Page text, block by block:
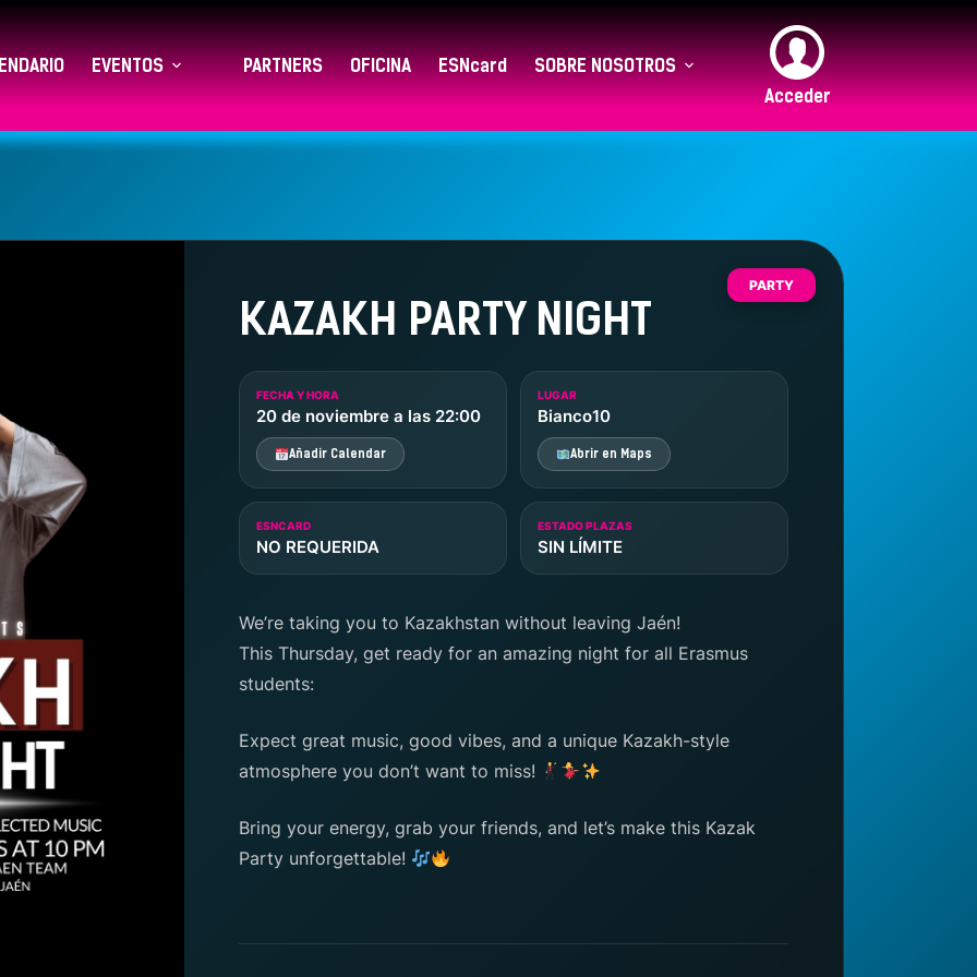
EVENTOS PARTNERS OFICINA ESNcard
SOBRE NOSOTROS
Acceder
PARTY
KAZAKH PARTY NIGHT
FECHA Y HORA
20 de noviembre a las 22:00
Añadir Calendar
LUGAR
Bianco10
Abrir en Maps
ESNCARD
NO REQUERIDA
ESTADO PLAZAS
SIN LÍMITE
We’re taking you to Kazakhstan without leaving Jaén!
This Thursday, get ready for an amazing night for all Erasmus
students:
Expect great music, good vibes, and a unique Kazakh-style
atmosphere you don’t want to miss!
Bring your energy, grab your friends, and let’s make this Kazak
Party unforgettable!